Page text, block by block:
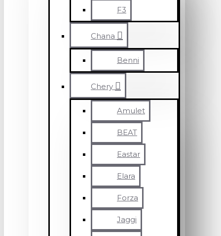
F3
Chana
Benni
Chery
Amulet
BEAT
Eastar
Elara
Forza
Jaggi